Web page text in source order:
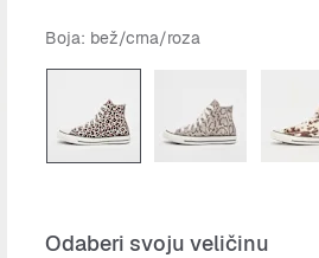
Boja: bež/crna/roza
Odaberi svoju veličinu